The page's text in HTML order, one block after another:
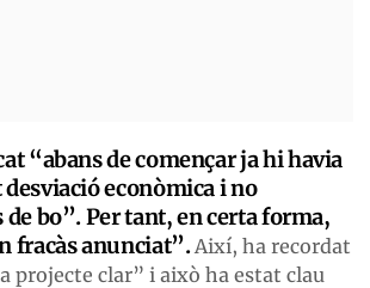
“abans de començar ja hi havia
econòmica i no
de bo”. Per tant, en certa forma,
fracàs anunciat”.Així, ha recordat
projecte clar” i això ha estat clau